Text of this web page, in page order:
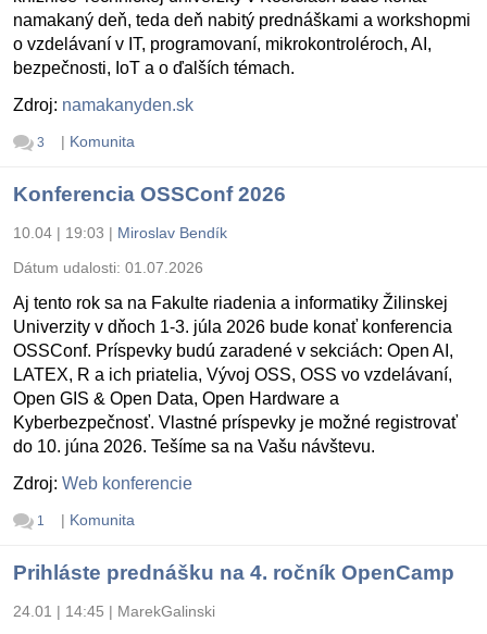
namakaný deň, teda deň nabitý prednáškami a workshopmi
o vzdelávaní v IT, programovaní, mikrokontroléroch, AI,
bezpečnosti, IoT a o ďalších témach.
Zdroj: namakanyden.sk
3 | Komunita
Konferencia OSSConf 2026
10.04 | 19:03 | Miroslav Bendík
Dátum udalosti: 01.07.2026
Aj tento rok sa na Fakulte riadenia a informatiky Žilinskej
Univerzity v dňoch 1-3. júla 2026 bude konať konferencia
OSSConf. Príspevky budú zaradené v sekciách: Open AI,
LATEX, R a ich priatelia, Vývoj OSS, OSS vo vzdelávaní,
Open GIS & Open Data, Open Hardware a
Kyberbezpečnosť. Vlastné príspevky je možné registrovať
do 10. júna 2026. Tešíme sa na Vašu návštevu.
Zdroj: Web konferencie
1 | Komunita
Prihláste prednášku na 4. ročník OpenCamp
24.01 | 14:45 | MarekGalinski